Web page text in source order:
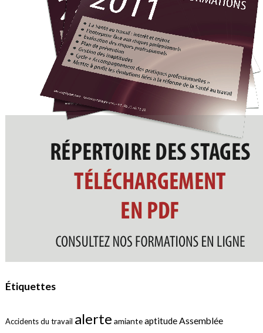
Étiquettes
Accidents du travail alerte amianteaptitude Assemblée